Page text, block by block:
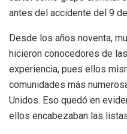
antes del accidente del 9
Desde los años noventa,
hicieron conocedores de
experiencia, pues ellos
comunidades más
Unidos. Eso quedó en
ellos encabezaban las